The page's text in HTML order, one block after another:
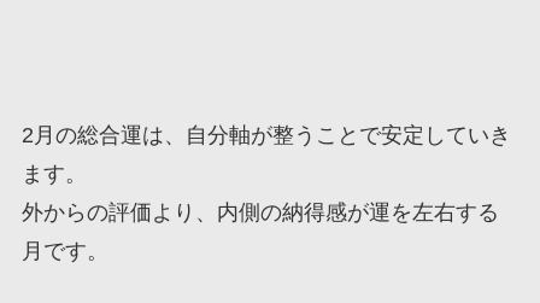
2月の総合運は、自分軸が整うことで安定していき
ます。
外からの評価より、内側の納得感が運を左右する
月です。